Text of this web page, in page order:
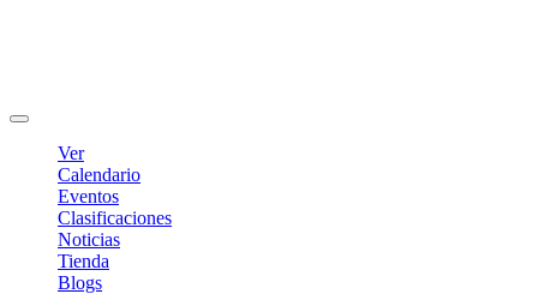
Ver
Calendario
Eventos
Clasificaciones
Noticias
Tienda
Blogs